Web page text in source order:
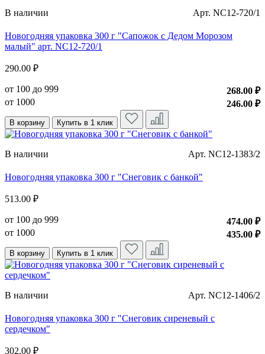
В наличии Арт. NC12-720/1
Новогодняя упаковка 300 г "Сапожок с Дедом Морозом
малый" арт. NC12-720/1
290.00 ₽
от 100 до 999
268.00 ₽
от 1000
246.00 ₽
В корзину Купить в 1 клик
В наличии Арт. NC12-1383/2
Новогодняя упаковка 300 г "Снеговик с банкой"
513.00 ₽
от 100 до 999
474.00 ₽
от 1000
435.00 ₽
В корзину Купить в 1 клик
В наличии Арт. NC12-1406/2
Новогодняя упаковка 300 г "Снеговик сиреневый с
сердечком"
302.00 ₽